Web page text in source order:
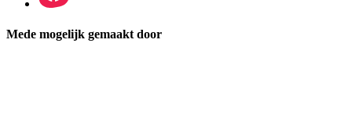
Mede mogelijk gemaakt door